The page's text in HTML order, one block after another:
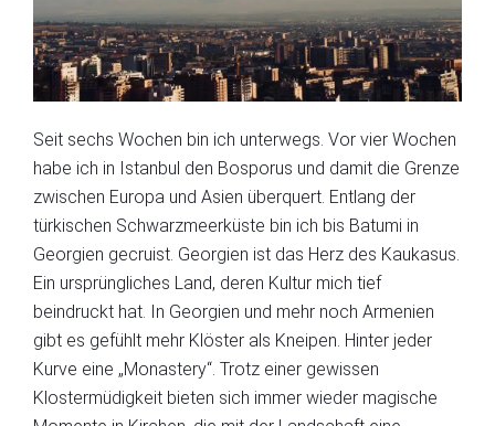
Seit sechs Wochen bin ich unterwegs. Vor vier Wochen
habe ich in Istanbul den Bosporus und damit die Grenze
zwischen Europa und Asien überquert. Entlang der
türkischen Schwarzmeerküste bin ich bis Batumi in
Georgien gecruist. Georgien ist das Herz des Kaukasus.
Ein ursprüngliches Land, deren Kultur mich tief
beindruckt hat. In Georgien und mehr noch Armenien
gibt es gefühlt mehr Klöster als Kneipen. Hinter jeder
Kurve eine „Monastery“. Trotz einer gewissen
Klostermüdigkeit bieten sich immer wieder magische